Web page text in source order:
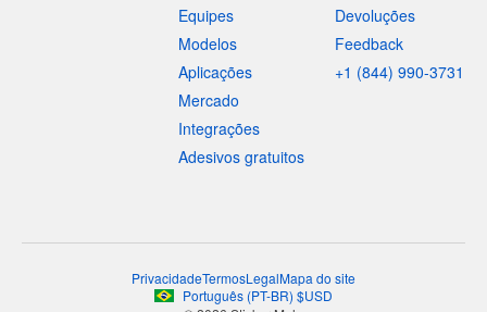
Equipes
Modelos
Aplicações
Mercado
Integrações
Adesivos gratuitos
Devoluções
Feedback
+1 (844) 990-3731
PrivacidadeTermosLegalMapa do site
Português (PT-BR) $USD